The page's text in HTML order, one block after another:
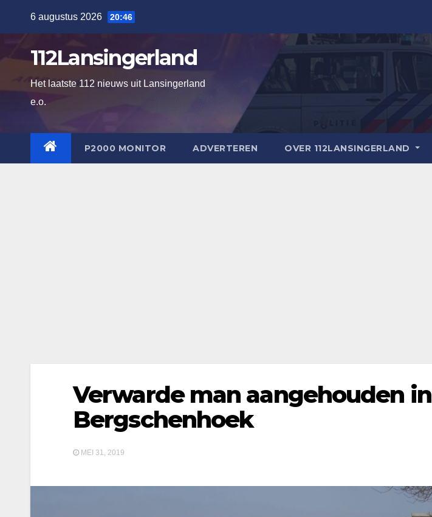
inhoud
6 augustus 2026 20:46
112Lansingerland
Het laatste 112 nieuws uit Lansingerland
e.o.
P2000 MONITOR ADVERTEREN OVER 112LANSINGERLAND
Verwarde man aangehouden in
Bergschenhoek
MEI 31, 2019